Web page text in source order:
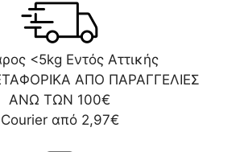
<5kg Εντός Αττικής
ΑΠΟ ΠΑΡΑΓΓΕΛΙΕΣ
ΑΝΩ ΤΩΝ 100€
Courier από 2,97€